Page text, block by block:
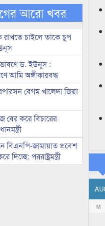
আরো খবর
রাখতে চাইলে তাকে চুপ
ড. ইউনূস :
আমি অঙ্গীকারবদ্ধ
বেগম খালেদা জিয়া
বের করে বিচারের
জামায়াত প্রবেশ
পররাষ্ট্রমন্ত্রী
M